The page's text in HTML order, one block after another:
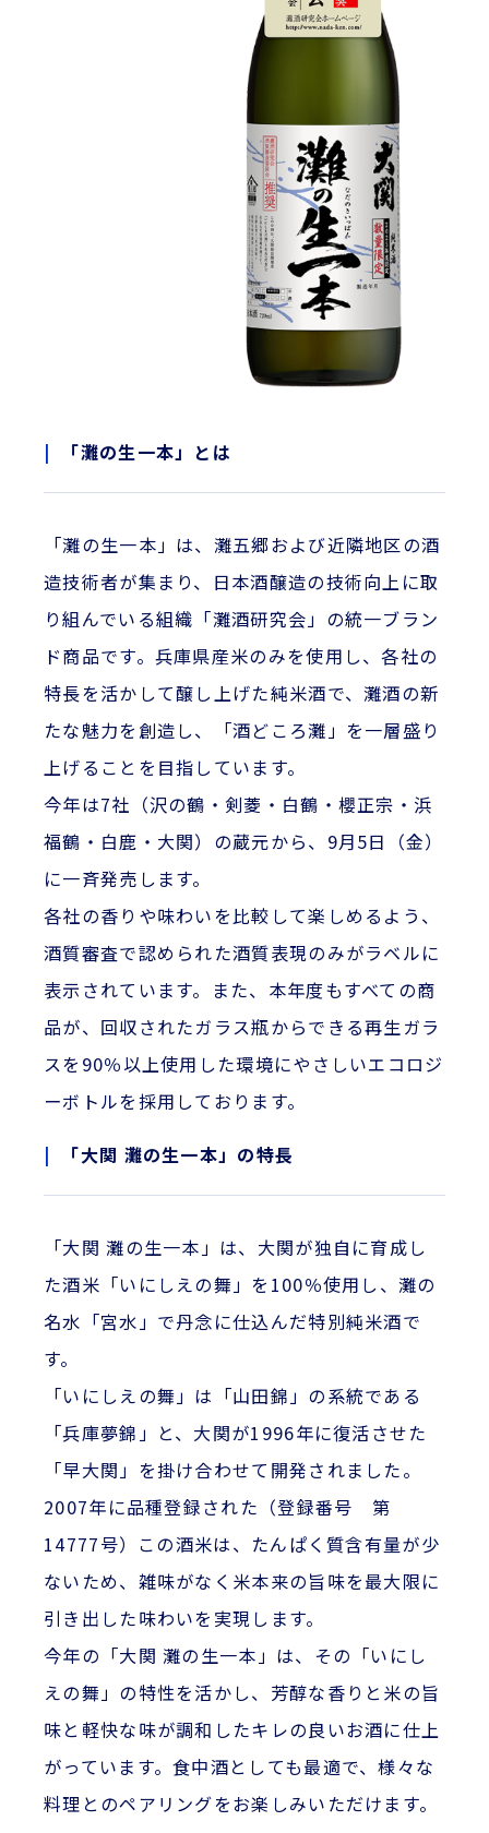
「灘の生一本」とは
「灘の生一本」は、灘五郷および近隣地区の酒
造技術者が集まり、日本酒醸造の技術向上に取
り組んでいる組織「灘酒研究会」の統一ブラン
ド商品です。兵庫県産米のみを使用し、各社の
特長を活かして醸し上げた純米酒で、灘酒の新
たな魅力を創造し、「酒どころ灘」を一層盛り
上げることを目指しています。
今年は7社（沢の鶴・剣菱・白鶴・櫻正宗・浜
福鶴・白鹿・大関）の蔵元から、9月5日（金）
に一斉発売します。
各社の香りや味わいを比較して楽しめるよう、
酒質審査で認められた酒質表現のみがラベルに
表示されています。また、本年度もすべての商
品が、回収されたガラス瓶からできる再生ガラ
スを90％以上使用した環境にやさしいエコロジ
ーボトルを採用しております。
「大関 灘の生一本」の特長
「大関 灘の生一本」は、大関が独自に育成し
た酒米「いにしえの舞」を100％使用し、灘の
名水「宮水」で丹念に仕込んだ特別純米酒で
す。
「いにしえの舞」は「山田錦」の系統である
「兵庫夢錦」と、大関が1996年に復活させた
「早大関」を掛け合わせて開発されました。
2007年に品種登録された（登録番号 第
14777号）この酒米は、たんぱく質含有量が少
ないため、雑味がなく米本来の旨味を最大限に
引き出した味わいを実現します。
今年の「大関 灘の生一本」は、その「いにし
えの舞」の特性を活かし、芳醇な香りと米の旨
味と軽快な味が調和したキレの良いお酒に仕上
がっています。食中酒としても最適で、様々な
料理とのペアリングをお楽しみいただけます。